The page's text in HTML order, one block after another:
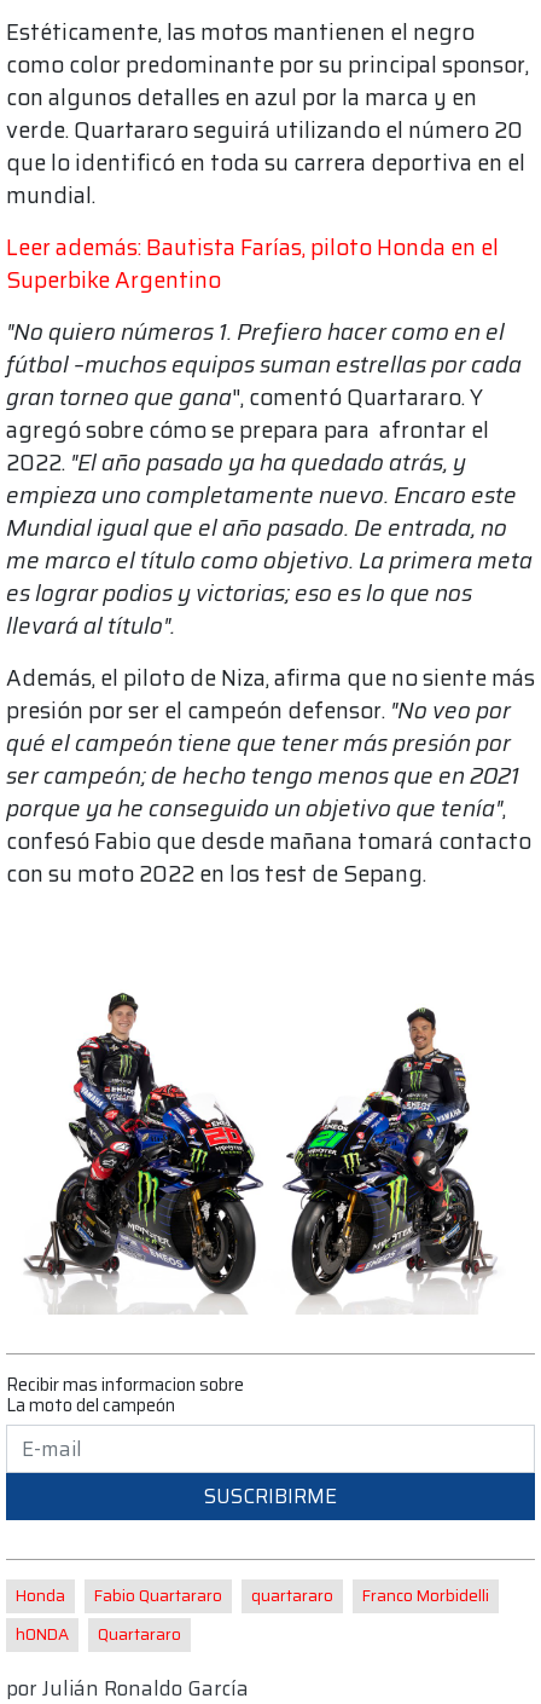
Estéticamente, las motos mantienen el negro
como color predominante por su principal sponsor,
con algunos detalles en azul por la marca y en
verde. Quartararo seguirá utilizando el número 20
que lo identificó en toda su carrera deportiva en el
mundial.
Leer además: Bautista Farías, piloto Honda en el
Superbike Argentino
"No quiero números 1. Prefiero hacer como en el
fútbol –muchos equipos suman estrellas por cada
gran torneo que gana", comentó Quartararo. Y
agregó sobre cómo se prepara para afrontar el
2022. "El año pasado ya ha quedado atrás, y
empieza uno completamente nuevo. Encaro este
Mundial igual que el año pasado. De entrada, no
me marco el título como objetivo. La primera meta
es lograr podios y victorias; eso es lo que nos
llevará al título".
Además, el piloto de Niza, afirma que no siente más
presión por ser el campeón defensor. "No veo por
qué el campeón tiene que tener más presión por
ser campeón; de hecho tengo menos que en 2021
porque ya he conseguido un objetivo que tenía",
confesó Fabio que desde mañana tomará contacto
con su moto 2022 en los test de Sepang.
Recibir mas informacion sobre
La moto del campeón
SUSCRIBIRME
Honda Fabio Quartararo quartararo
Franco Morbidelli
hONDA
Quartararo
porJulián Ronaldo García